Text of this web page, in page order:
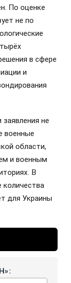
По оценке
не по
в сфере
и
не
военные
области,
и военным
В
количества
для Украины